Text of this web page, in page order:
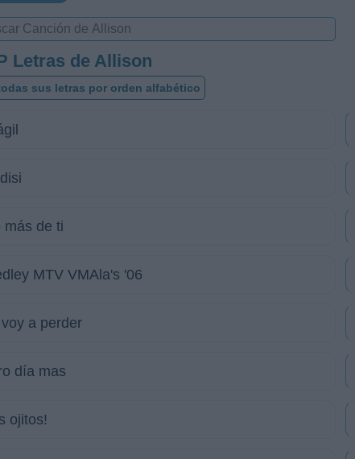
Letras de Allison
sus letras por orden alfabético
más de ti
MTV VMAla's '06
a perder
día mas
ojitos!